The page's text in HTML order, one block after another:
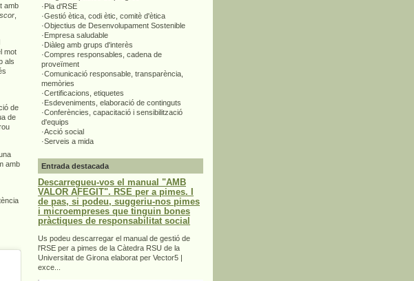
amb
mot
als
de
de
amb
·Pla d'RSE
·Gestió ètica, codi ètic, comitè d'ètica
·Objectius de Desenvolupament Sostenible
·Empresa saludable
·Diàleg amb grups d'interès
·Compres responsables, cadena de
proveïment
·Comunicació responsable, transparència,
memòries
·Certificacions, etiquetes
·Esdeveniments, elaboració de continguts
·Conferències, capacitació i sensibilització
d'equips
·Acció social
·Serveis a mida
Entrada destacada
Descarregueu-vos el manual "AMB
VALOR AFEGIT". RSE per a pimes. I
de pas, si podeu, suggeriu-nos pimes
i microempreses que tinguin bones
pràctiques de responsabilitat social
Us podeu descarregar el manual de gestió de
l'RSE per a pimes de la Càtedra RSU de la
Universitat de Girona elaborat per Vector5 |
exce...